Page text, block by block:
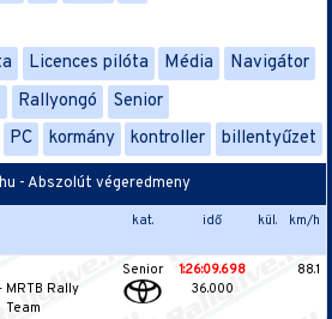
Licences pilóta Média
Navigátor
Rallyongó
Senior
PC kormány kontroller billentyűzet
- Abszolút végeredmeny
kat. idő kül. km/h
- MRTB Rally
Team
Senior
1:26:09.698
36.000
88.1